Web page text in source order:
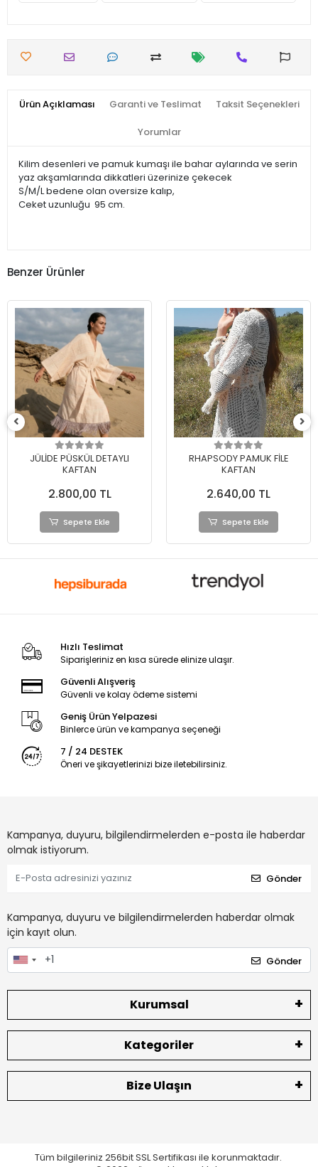
Ürün Açıklaması Garanti ve Teslimat Taksit Seçenekleri
Yorumlar
Kilim desenleri ve pamuk kumaşı ile bahar aylarında ve serin
yaz akşamlarında dikkatleri üzerinize çekecek
S/M/L bedene olan oversize kalıp,
Ceket uzunluğu 95 cm.
Benzer Ürünler
RHAPSODY PAMUK FİLE
KAFTAN
2.640,00 TL
Sepete Ekle
AKANA PAMUK ŞİLE BEZİ
DANTELLİ BOHO KAFTAN
2.780,00 TL
Sepete Ekle
Hızlı Teslimat
Siparişleriniz en kısa sürede elinize ulaşır.
Güvenli Alışveriş
Güvenli ve kolay ödeme sistemi
Geniş Ürün Yelpazesi
Binlerce ürün ve kampanya seçeneği
7 / 24 DESTEK
Öneri ve şikayetlerinizi bize iletebilirsiniz.
Kampanya, duyuru, bilgilendirmelerden e-posta ile haberdar
olmak istiyorum.
Gönder
Kampanya, duyuru ve bilgilendirmelerden haberdar olmak
için kayıt olun.
Gönder
Kurumsal
Kategoriler
Bize Ulaşın
Tüm bilgileriniz 256bit SSL Sertifikası ile korunmaktadır.